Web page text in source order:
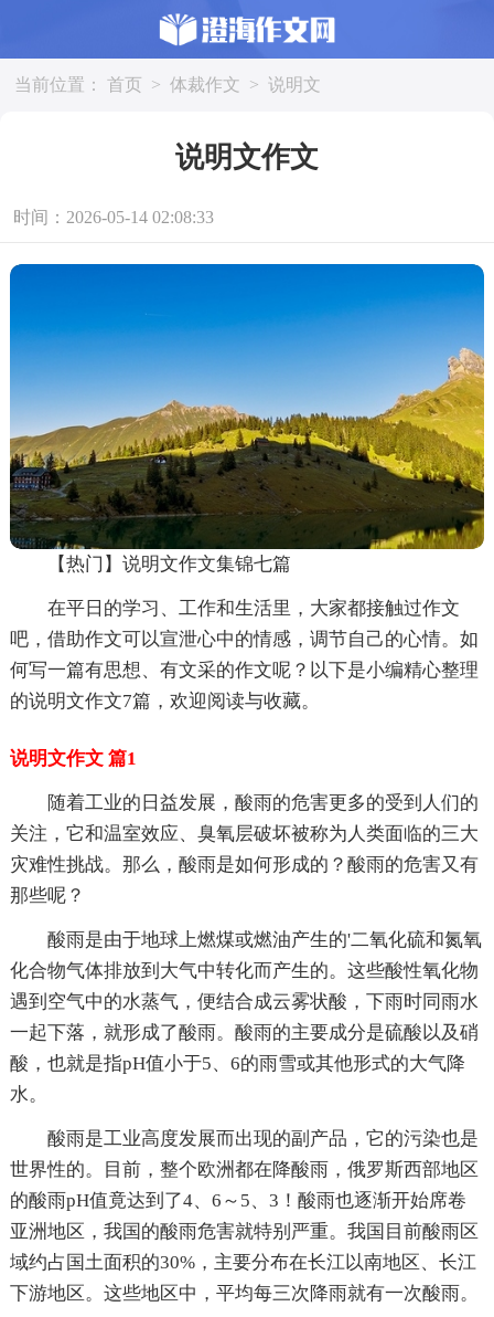
当前位置： 首页 > 体裁作文 > 说明文
说明文作文
时间：2026-05-14 02:08:33
【热门】说明文作文集锦七篇
在平日的学习、工作和生活里，大家都接触过作文
吧，借助作文可以宣泄心中的情感，调节自己的心情。如
何写一篇有思想、有文采的作文呢？以下是小编精心整理
的说明文作文7篇，欢迎阅读与收藏。
说明文作文 篇1
随着工业的日益发展，酸雨的危害更多的受到人们的
关注，它和温室效应、臭氧层破坏被称为人类面临的三大
灾难性挑战。那么，酸雨是如何形成的？酸雨的危害又有
那些呢？
酸雨是由于地球上燃煤或燃油产生的'二氧化硫和氮氧
化合物气体排放到大气中转化而产生的。这些酸性氧化物
遇到空气中的水蒸气，便结合成云雾状酸，下雨时同雨水
一起下落，就形成了酸雨。酸雨的主要成分是硫酸以及硝
酸，也就是指pH值小于5、6的雨雪或其他形式的大气降
水。
酸雨是工业高度发展而出现的副产品，它的污染也是
世界性的。目前，整个欧洲都在降酸雨，俄罗斯西部地区
的酸雨pH值竟达到了4、6～5、3！酸雨也逐渐开始席卷
亚洲地区，我国的酸雨危害就特别严重。我国目前酸雨区
域约占国土面积的30%，主要分布在长江以南地区、长江
下游地区。这些地区中，平均每三次降雨就有一次酸雨。